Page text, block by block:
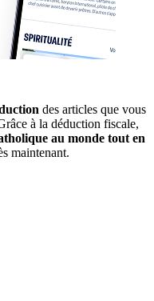
des articles que vous
à la déduction fiscale,
au monde tout en
maintenant.